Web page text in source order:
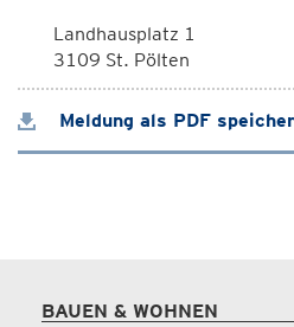
Landhausplatz 1
3109 St. Pölten
Meldung als PDF
BAUEN & WOHNEN